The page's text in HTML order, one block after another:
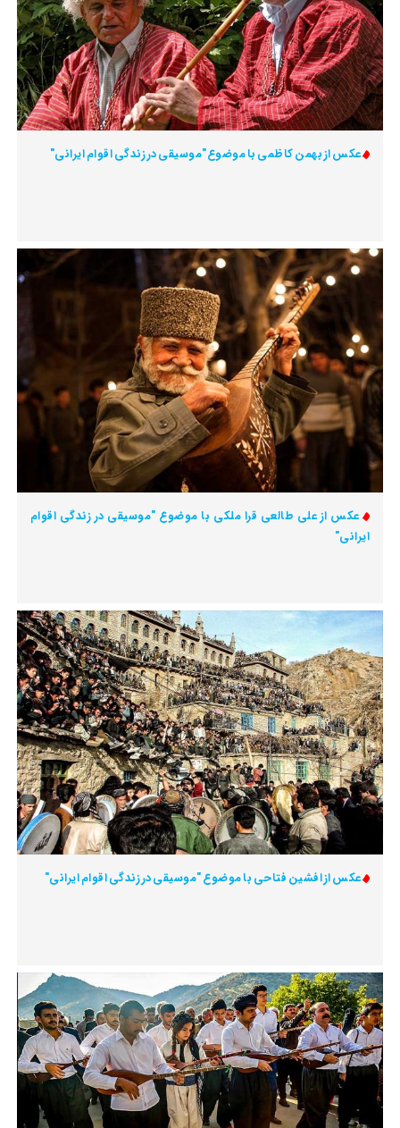
عکس از بهمن کاظمی با موضوع"موسیقی در زندگی اقوام ایرانی"
عکس از علی طالعی قرا ملکی با موضوع "موسیقی در زندگی اقوام
ایرانی"
عکس از افشین فتاحی با موضوع "موسیقی در زندگی اقوام ایرانی"